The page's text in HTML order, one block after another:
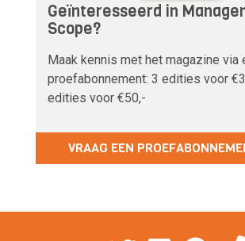
Geïnteresseerd in
Scope?
Maak kennis met het magazine via
proefabonnement: 3 edities voor
edities voor €50,-
VRAAG EEN